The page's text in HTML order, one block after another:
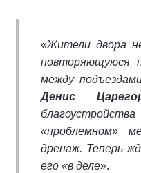
«Жители двора
повторяющуюся
между
Денис
«проблемном»
дренаж. Теперь
его «в деле».